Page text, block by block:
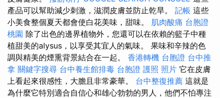
產品可以幫助減少刺激，滋潤皮膚並防止乾旱。 記帳 這些
小美食整個夏天都會使白花美味，甜味。 肌肉酸痛 台胞證
桃園 除了出色的邊界植物外，您還可以在依賴的籃子中種
植甜美的alysus，以享受其宜人的氣味。 果味和辛辣的色
調與精美的煙熏背景結合在一起。 香港轉機 台胞證 台中推
拿 關鍵字搜尋 台中養生館排毒 台胞證 護照 照片 它在皮膚
上看起來很感性，大膽且非常豪華。 台中整復推薦 這就是
為什麼它特別適合自信心和雄心勃勃的男人，他們不怕專注